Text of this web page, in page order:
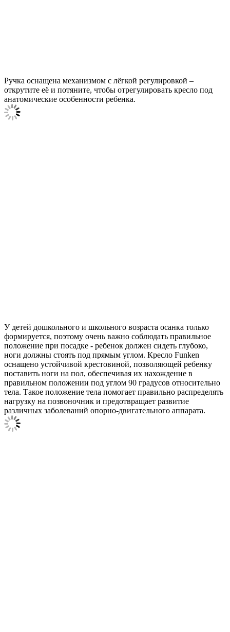
Ручка оснащена механизмом с лёгкой регулировкой –
открутите её и потяните, чтобы отрегулировать кресло под
анатомические особенности ребенка.
У детей дошкольного и школьного возраста осанка только
формируется, поэтому очень важно соблюдать правильное
положение при посадке - ребенок должен сидеть глубоко,
ноги должны стоять под прямым углом. Кресло Funken
оснащено устойчивой крестовиной, позволяющей ребенку
поставить ноги на пол, обеспечивая их нахождение в
правильном положении под углом 90 градусов относительно
тела. Такое положение тела помогает правильно распределять
нагрузку на позвоночник и предотвращает развитие
различных заболеваний опорно-двигательного аппарата.